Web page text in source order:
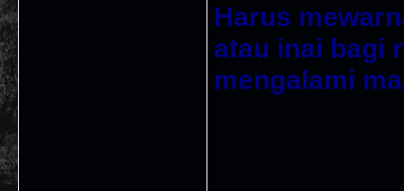
Harus
atau inai bagi
mengalami